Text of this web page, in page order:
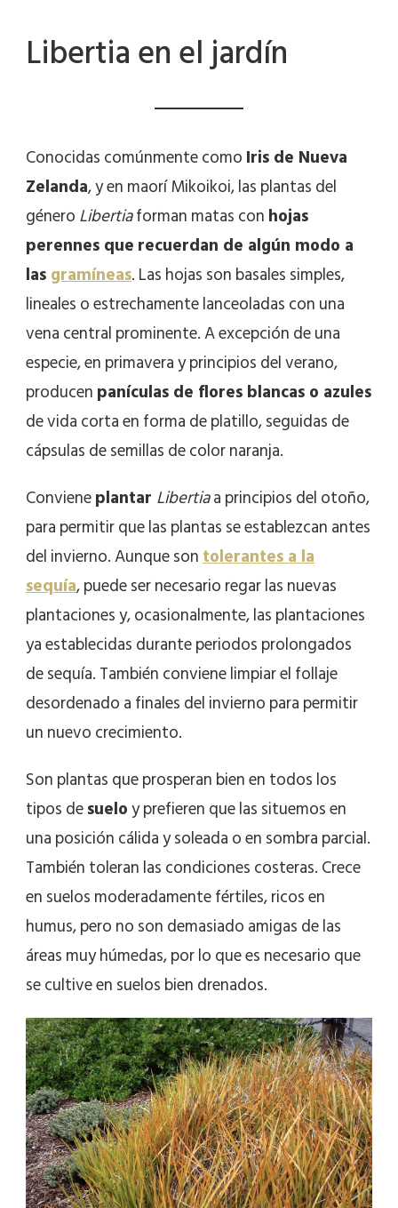
Libertia en el jardín
Conocidas comúnmente comoIris de Nueva
Zelanda, y en maorí Mikoikoi, las plantas del
géneroLibertiaforman matas conhojas
perennes querecuerdan de algún modo a
lasgramíneas. Las hojas son basales simples,
lineales o estrechamente lanceoladas con una
vena central prominente. A excepción de una
especie, en primavera y principios del verano,
producenpanículas de flores blancas o azules
de vida corta en forma de platillo, seguidas de
cápsulas de semillas de color naranja.
Convieneplantar Libertiaa principios del otoño,
para permitir que las plantas se establezcan antes
del invierno. Aunque sontolerantes a la
sequía, puede ser necesario regar las nuevas
plantaciones y, ocasionalmente, las plantaciones
ya establecidas durante periodos prolongados
de sequía. También conviene limpiar el follaje
desordenado a finales del invierno para permitir
un nuevo crecimiento.
Son plantas que prosperan bien en todos los
tipos desueloy prefieren que las situemos en
una posición cálida y soleada o en sombra parcial.
También toleran las condiciones costeras. Crece
en suelos moderadamente fértiles, ricos en
humus, pero no son demasiado amigas de las
áreas muy húmedas, por lo que es necesario que
se cultive en suelos bien drenados.